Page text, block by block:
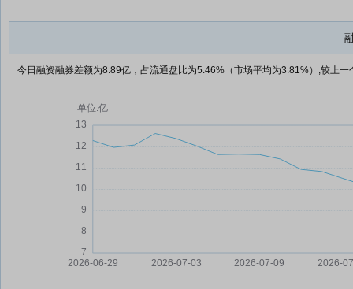
今日融资融券差额为8.89亿，占流通盘比为5.46%（市场平均为3.81%）,较上一